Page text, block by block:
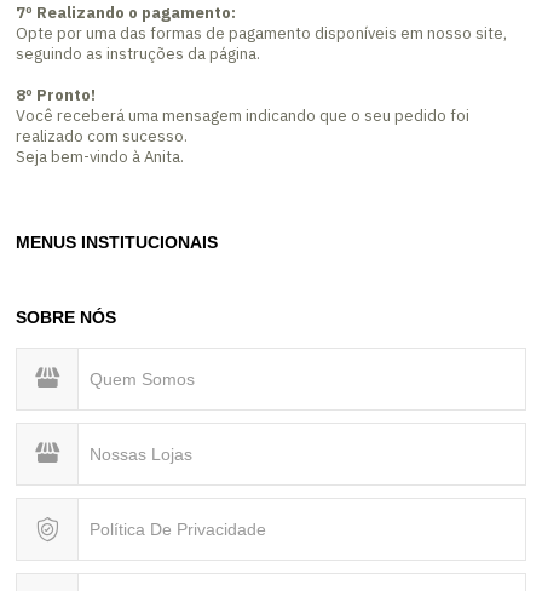
7º Realizando o pagamento:
Opte por uma das formas de pagamento disponíveis em nosso site,
seguindo as instruções da página.
8º Pronto!
Você receberá uma mensagem indicando que o seu pedido foi
realizado com sucesso.
Seja bem-vindo à Anita.
MENUS INSTITUCIONAIS
SOBRE NÓS
Quem Somos
Nossas Lojas
Política De Privacidade